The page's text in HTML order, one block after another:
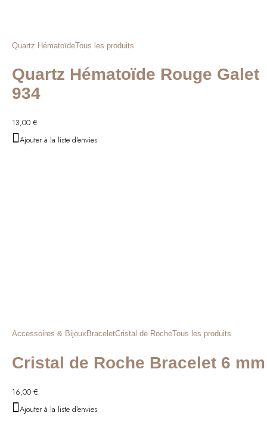
Quartz HématoïdeTous les produits
Quartz Hématoïde Rouge Galet
934
13,00 €
Ajouter à la liste d'envies
Accessoires & Bijoux BraceletCristal de RocheTous les produits
Cristal de Roche Bracelet 6 mm
16,00 €
Ajouter à la liste d'envies